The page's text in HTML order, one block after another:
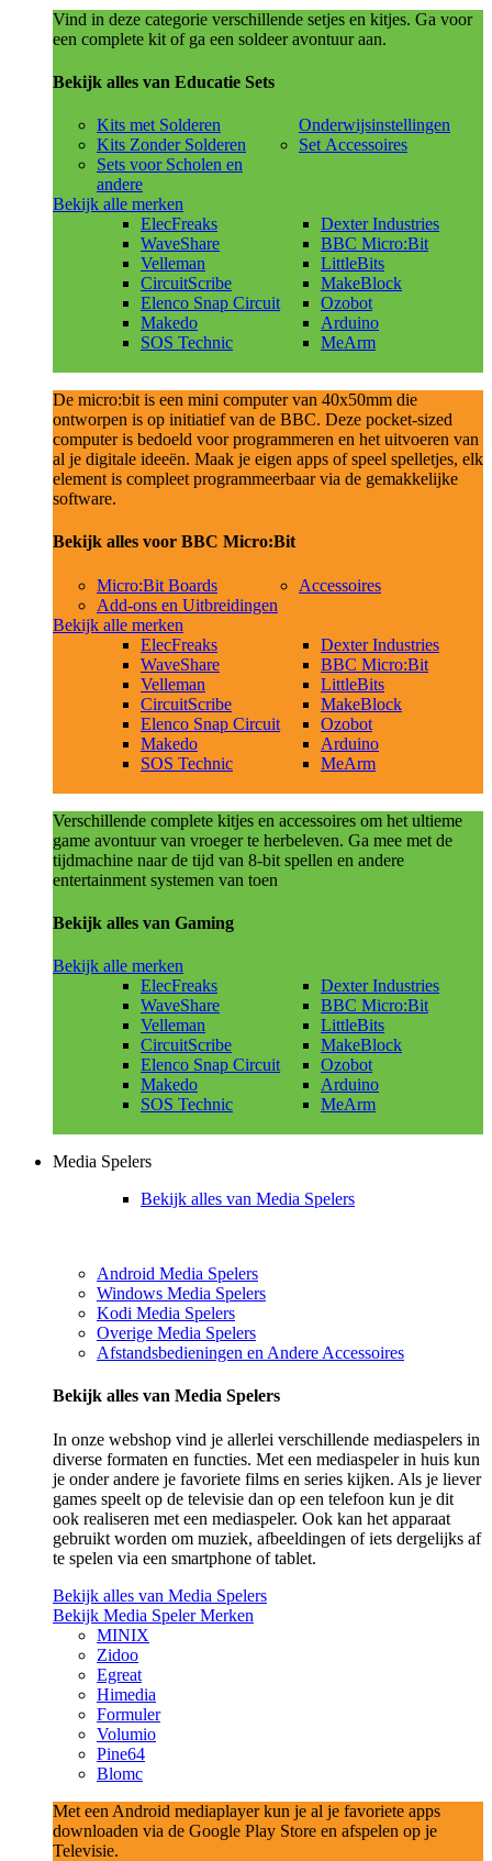
Vind in deze categorie verschillende setjes en kitjes. Ga voor
een complete kit of ga een soldeer avontuur aan.
Bekijk alles van Educatie Sets
Kits met Solderen
Kits Zonder Solderen
Sets voor Scholen en
andere
Onderwijsinstellingen
Set Accessoires
Bekijk alle merken
ElecFreaks
WaveShare
Velleman
CircuitScribe
Elenco Snap Circuit
Makedo
SOS Technic
Dexter Industries
BBC Micro:Bit
LittleBits
MakeBlock
Ozobot
Arduino
MeArm
De micro:bit is een mini computer van 40x50mm die
ontworpen is op initiatief van de BBC. Deze pocket-sized
computer is bedoeld voor programmeren en het uitvoeren van
al je digitale ideeën. Maak je eigen apps of speel spelletjes, elk
element is compleet programmeerbaar via de gemakkelijke
software.
Bekijk alles voor BBC Micro:Bit
Micro:Bit Boards
Add-ons en Uitbreidingen
Accessoires
Bekijk alle merken
ElecFreaks
WaveShare
Velleman
CircuitScribe
Elenco Snap Circuit
Makedo
SOS Technic
Dexter Industries
BBC Micro:Bit
LittleBits
MakeBlock
Ozobot
Arduino
MeArm
Verschillende complete kitjes en accessoires om het ultieme
game avontuur van vroeger te herbeleven. Ga mee met de
tijdmachine naar de tijd van 8-bit spellen en andere
entertainment systemen van toen
Bekijk alles van Gaming
Bekijk alle merken
ElecFreaks
WaveShare
Velleman
CircuitScribe
Elenco Snap Circuit
Makedo
SOS Technic
Dexter Industries
BBC Micro:Bit
LittleBits
MakeBlock
Ozobot
Arduino
MeArm
Media Spelers
Bekijk alles van Media Spelers
Android Media Spelers
Windows Media Spelers
Kodi Media Spelers
Overige Media Spelers
Afstandsbedieningen en Andere Accessoires
Bekijk alles van Media Spelers
In onze webshop vind je allerlei verschillende mediaspelers in
diverse formaten en functies. Met een mediaspeler in huis kun
je onder andere je favoriete films en series kijken. Als je liever
games speelt op de televisie dan op een telefoon kun je dit
ook realiseren met een mediaspeler. Ook kan het apparaat
gebruikt worden om muziek, afbeeldingen of iets dergelijks af
te spelen via een smartphone of tablet.
Bekijk alles van Media Spelers
Bekijk Media Speler Merken
MINIX
Zidoo
Egreat
Himedia
Formuler
Volumio
Pine64
Blomc
Met een Android mediaplayer kun je al je favoriete apps
downloaden via de Google Play Store en afspelen op je
Televisie.